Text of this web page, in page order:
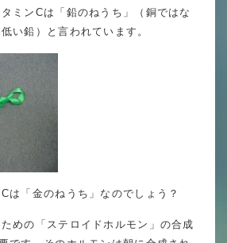
ミンCは「鉛のねうち」（銅ではな
い鉛）と言われています。
は「金のねうち」なのでしょう？
めの「ステロイドホルモン」の合成
百合学院小学校の一日